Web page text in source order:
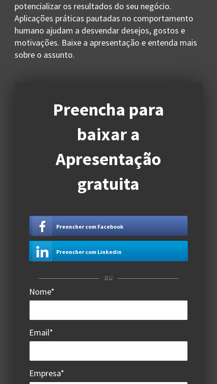
potencializar os resultados do seu negócio.
Aplicações práticas pautadas no comportamento
humano ajudam a desvendar desejos, gostos e
motivações. Baixe a apresentação e entenda mais
sobre o assunto.
Preencha para
baixar a
Apresentação
gratuita
Preencher com Facebook
Preencher com Linkedin
ou
Nome*
Email*
Empresa*